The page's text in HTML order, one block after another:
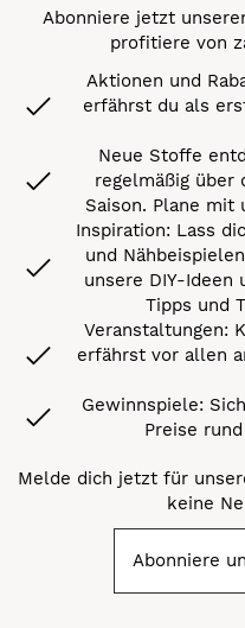
Abonniere jetzt
profitiere von
Aktionen und
erfährst du als
Neue Stoffe
regelmäßig über
Saison. Plane mit
Inspiration: Lass
und
unsere DIY-Ideen
Tipps und
Veranstaltungen:
erfährst vor allen
Gewinnspiele:
Preise
Melde dich jetzt für
keine
Abonniere